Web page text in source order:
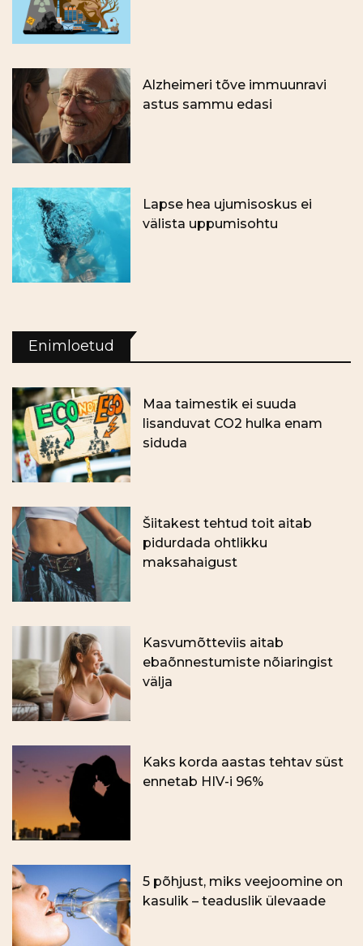
Alzheimeri tõve immuunravi
astus sammu edasi
Lapse hea ujumisoskus ei
välista uppumisohtu
Enimloetud
Maa taimestik ei suuda
lisanduvat CO2 hulka enam
siduda
Šiitakest tehtud toit aitab
pidurdada ohtlikku
maksahaigust
Kasvumõtteviis aitab
ebaõnnestumiste nõiaringist
välja
Kaks korda aastas tehtav süst
ennetab HIV-i 96%
5 põhjust, miks veejoomine on
kasulik – teaduslik ülevaade